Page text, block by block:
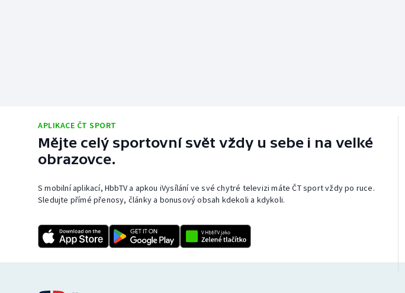
APLIKACE ČT SPORT
Mějte celý sportovní svět vždy u sebe i na velké
obrazovce.
S mobilní aplikací, HbbTV a apkou iVysílání ve své chytré televizi máte ČT sport vždy po ruce.
Sledujte přímé přenosy, články a bonusový obsah kdekoli a kdykoli.